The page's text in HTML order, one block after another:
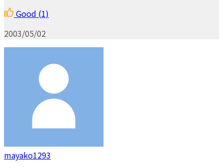
Good (1)
2003/05/02
mayako1293